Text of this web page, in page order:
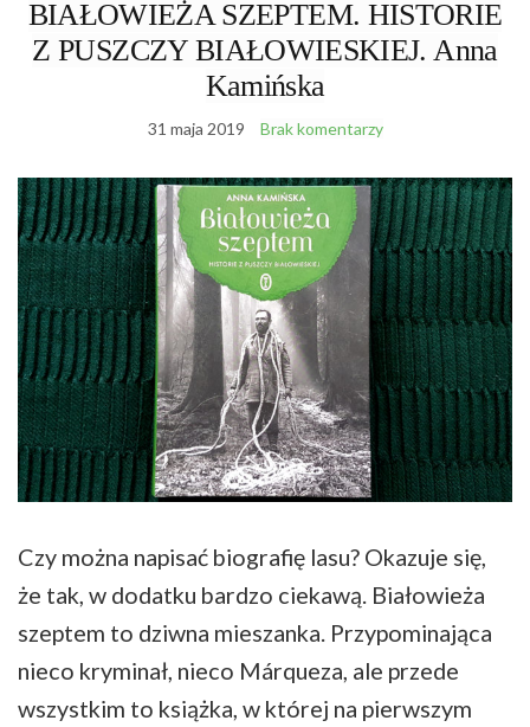
BIAŁOWIEŻA SZEPTEM. HISTORIE
Z PUSZCZY BIAŁOWIESKIEJ. Anna
Kamińska
31 maja 2019 Brak komentarzy
Czy można napisać biografię lasu? Okazuje się,
że tak, w dodatku bardzo ciekawą. Białowieża
szeptem to dziwna mieszanka. Przypominająca
nieco kryminał, nieco Márqueza, ale przede
wszystkim to książka, w której na pierwszym